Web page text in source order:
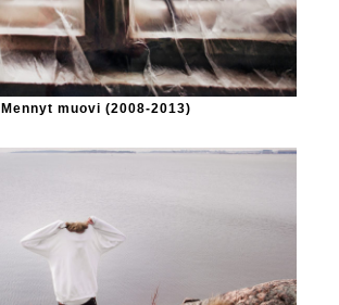
Mennyt muovi (2008-2013)